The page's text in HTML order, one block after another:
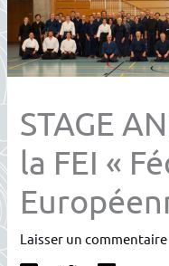
STAGE
la FEI «
Laisser un commentaire